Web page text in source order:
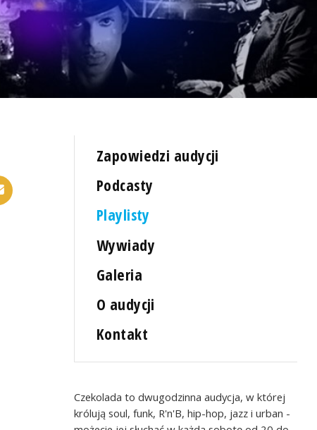
Zapowiedzi audycji
Podcasty
Playlisty
Wywiady
Galeria
O audycji
Kontakt
Czekolada to dwugodzinna audycja, w której
królują soul, funk, R'n'B, hip-hop, jazz i urban -